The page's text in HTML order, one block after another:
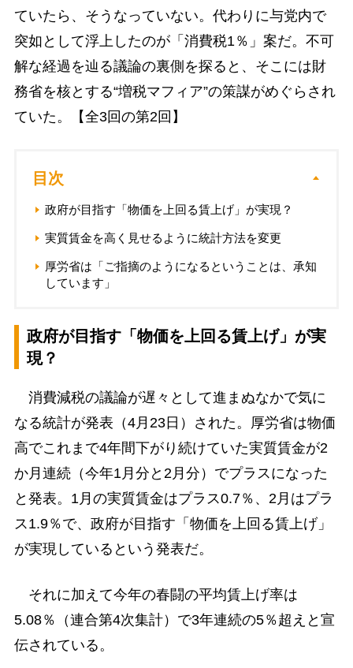
ていたら、そうなっていない。代わりに与党内で
突如として浮上したのが「消費税1％」案だ。不可
解な経過を辿る議論の裏側を探ると、そこには財
務省を核とする“増税マフィア”の策謀がめぐらされ
ていた。【全3回の第2回】
目次
政府が目指す「物価を上回る賃上げ」が実現？
実質賃金を高く見せるように統計方法を変更
厚労省は「ご指摘のようになるということは、承知
しています」
政府が目指す「物価を上回る賃上げ」が実
現？
消費減税の議論が遅々として進まぬなかで気に
なる統計が発表（4月23日）された。厚労省は物価
高でこれまで4年間下がり続けていた実質賃金が2
か月連続（今年1月分と2月分）でプラスになった
と発表。1月の実質賃金はプラス0.7％、2月はプラ
ス1.9％で、政府が目指す「物価を上回る賃上げ」
が実現しているという発表だ。
それに加えて今年の春闘の平均賃上げ率は
5.08％（連合第4次集計）で3年連続の5％超えと宣
伝されている。